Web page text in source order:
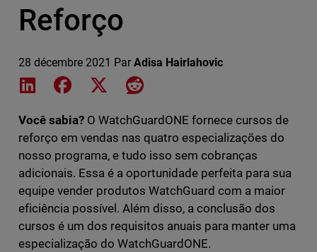
Reforço
28 décembre 2021 Par Adisa Hairlahovic
Share on LinkedIn
Share on Facebook
Share on XShare on Reddit
Você sabia?O WatchGuardONE fornece cursos de
reforço em vendas nas quatro especializações do
nosso programa, e tudo isso sem cobranças
adicionais. Essa é a oportunidade perfeita para sua
equipe vender produtos WatchGuard com a maior
eficiência possível. Além disso, a conclusão dos
cursos é um dos requisitos anuais para manter uma
especialização do WatchGuardONE.